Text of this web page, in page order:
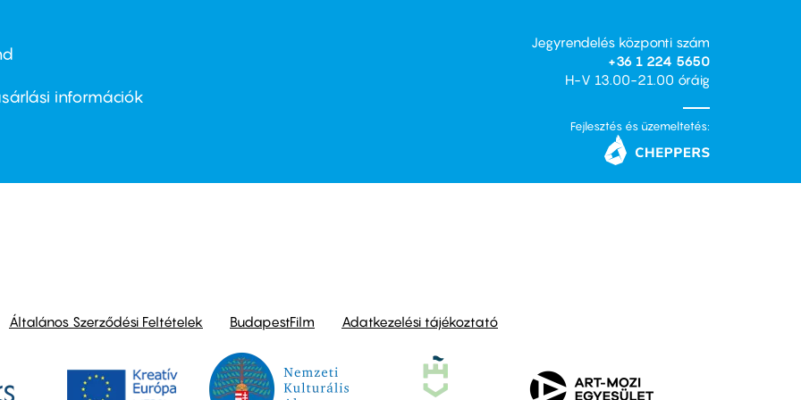
információk
Jegyrendelés központi szám
+36 1 224 5650
H-V 13.00-21.00 óráig
Fejlesztés és üzemeltetés:
Általános Szerződési Feltételek BudapestFilm Adatkezelési tájékoztató